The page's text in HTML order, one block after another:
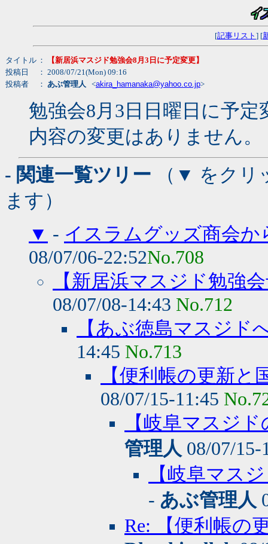
[記事リスト ] [
タイトル ：
【新居浜マスジド勉強会8月3日に予定変更】
投稿日
： 2008/07/21(Mon) 09:16
投稿者
： あぶ管理人 <akira_hamanaka@yahoo.co.jp>
勉強会8月3日日曜日に予定
内容の変更はありません。
- 関連一覧ツリー （▼ をクリ
ます）
▼ - イスラムグッズ商会
08/07/06-22:52No.708
【新居浜マスジド勉強
08/07/08-14:43 No.712
【あぶ徳島マスジド
14:45 No.713
【便利帳の更新
08/07/15-11:45
【岐阜マスジ
管理人 08/07/
【岐阜マス
- あぶ管理人
Re: 【便利帳の